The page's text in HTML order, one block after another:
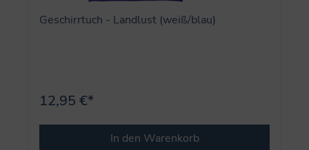
Geschirrtuch - Landlust (weiß/blau)
12,95 €*
In den Warenkorb